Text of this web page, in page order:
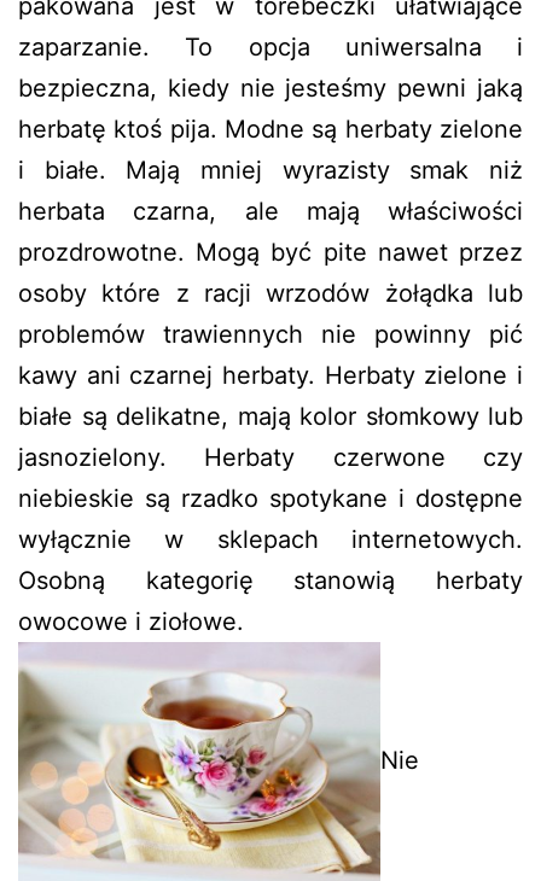
zaparzanie. To opcja uniwersalna i
bezpieczna, kiedy nie jesteśmy pewni jaką
herbatę ktoś pija. Modne są herbaty zielone
i białe. Mają mniej wyrazisty smak niż
herbata czarna, ale mają właściwości
prozdrowotne. Mogą być pite nawet przez
osoby które z racji wrzodów żołądka lub
problemów trawiennych nie powinny pić
kawy ani czarnej herbaty. Herbaty zielone i
białe są delikatne, mają kolor słomkowy lub
jasnozielony. Herbaty czerwone czy
niebieskie są rzadko spotykane i dostępne
wyłącznie w sklepach internetowych.
Osobną kategorię stanowią herbaty
owocowe i ziołowe.
Nie